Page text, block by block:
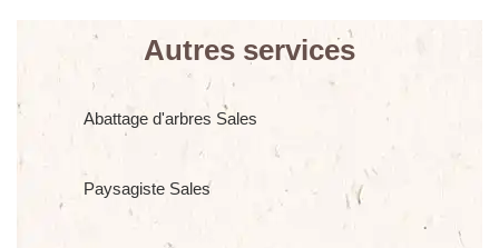
Autres services
Abattage d'arbres Sales
Paysagiste Sales